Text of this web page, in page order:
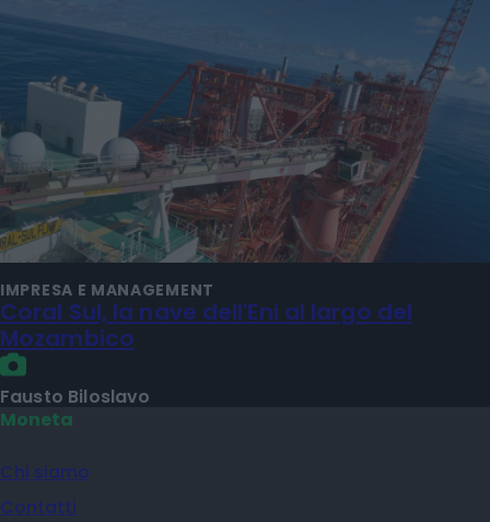
IMPRESA E MANAGEMENT
Coral Sul, la nave dell'Eni al largo del
Mozambico
Fausto Biloslavo
Moneta
Chi siamo
Contatti